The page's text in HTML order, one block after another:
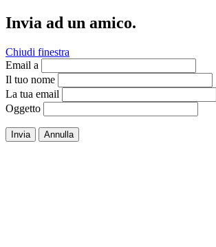
Invia ad un amico.
Chiudi finestra
Email a
Il tuo nome
La tua email
Oggetto
Invia Annulla